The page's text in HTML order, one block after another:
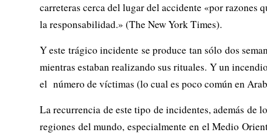
carreteras cerca del lugar del accidente «por razones
la responsabilidad.» (The New York Times).
Y este trágico incidente se produce tan sólo dos
mientras estaban realizando sus rituales. Y un
el número de víctimas (lo cual es poco común en
La recurrencia de este tipo de incidentes, además de
regiones del mundo, especialmente en el Medio